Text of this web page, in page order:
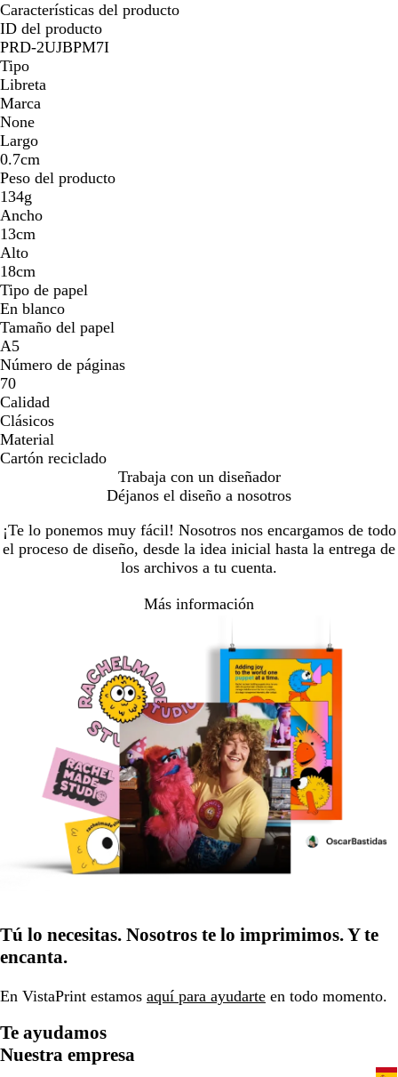
Características del producto
ID del producto
PRD-2UJBPM7I
Tipo
Libreta
Marca
None
Largo
0.7cm
Peso del producto
134g
Ancho
13cm
Alto
18cm
Tipo de papel
En blanco
Tamaño del papel
A5
Número de páginas
70
Calidad
Clásicos
Material
Cartón reciclado
Trabaja con un diseñador
Déjanos el diseño a nosotros
¡Te lo ponemos muy fácil! Nosotros nos encargamos de todo
el proceso de diseño, desde la idea inicial hasta la entrega de
los archivos a tu cuenta.
Más información
Tú lo necesitas. Nosotros te lo imprimimos. Y te
encanta.
En VistaPrint estamos aquí para ayudarte en todo momento.
Te ayudamos
Nuestra empresa